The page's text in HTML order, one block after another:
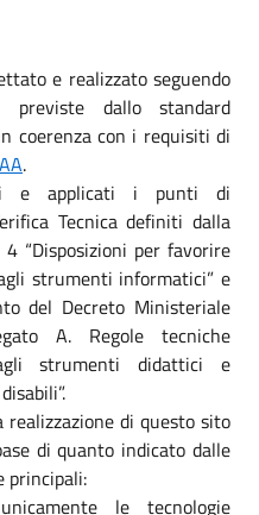
e realizzato seguendo
dallo standard
coerenza con i requisiti di
.
e applicati i punti di
Tecnica definiti dalla
“Disposizioni per favorire
strumenti informatici” e
del Decreto Ministeriale
A. Regole tecniche
strumenti didattici e
di questo sito
di quanto indicato dalle
principali:
le tecnologie